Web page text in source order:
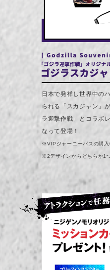
日本で発祥し世界中の
られる「スカジャン」
ラ迎撃作戦」とコラボ
なって登場！
※VIPジャーニーパスの購入
※2デザインからどちらか1